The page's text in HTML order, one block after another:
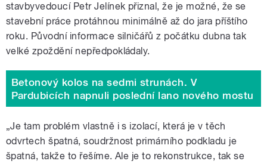
stavbyvedoucí Petr Jelínek přiznal, že je možné, že se
stavební práce protáhnou minimálně až do jara příštího
roku. Původní informace silničářů z počátku dubna tak
velké zpoždění nepředpokládaly.
Betonový kolos na sedmi strunách. V
Pardubicích napnuli poslední lano nového mostu
„Je tam problém vlastně i s izolací, která je v těch
odvrtech špatná, soudržnost primárního podkladu je
špatná, takže to řešíme. Ale je to rekonstrukce, tak se